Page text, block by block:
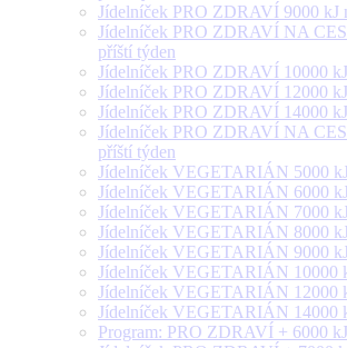
Jídelníček PRO ZDRAVÍ 9000 kJ
Jídelníček PRO ZDRAVÍ NA
příští týden
Jídelníček PRO ZDRAVÍ 10000
Jídelníček PRO ZDRAVÍ 12000
Jídelníček PRO ZDRAVÍ 14000
Jídelníček PRO ZDRAVÍ NA
příští týden
Jídelníček VEGETARIÁN 5000
Jídelníček VEGETARIÁN 6000
Jídelníček VEGETARIÁN 7000
Jídelníček VEGETARIÁN 8000
Jídelníček VEGETARIÁN 9000
Jídelníček VEGETARIÁN 10000
Jídelníček VEGETARIÁN 12000
Jídelníček VEGETARIÁN 14000
Program: PRO ZDRAVÍ + 6000